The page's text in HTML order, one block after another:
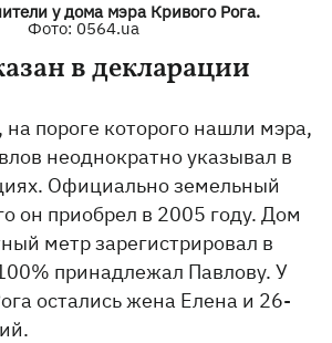
у дома мэра Кривого Рога.
Фото: 0564.ua
в декларации
пороге которого нашли мэра,
неоднократно указывал в
Официально земельный
он приобрел в 2005 году. Дом
метр зарегистрировал в
принадлежал Павлову. У
остались жена Елена и 26-